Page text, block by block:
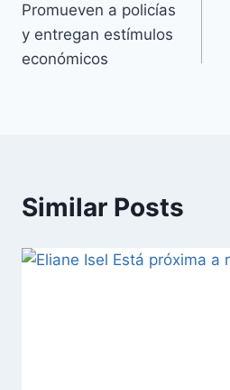
Promueven a policías
y entregan estímulos
económicos
Similar Posts